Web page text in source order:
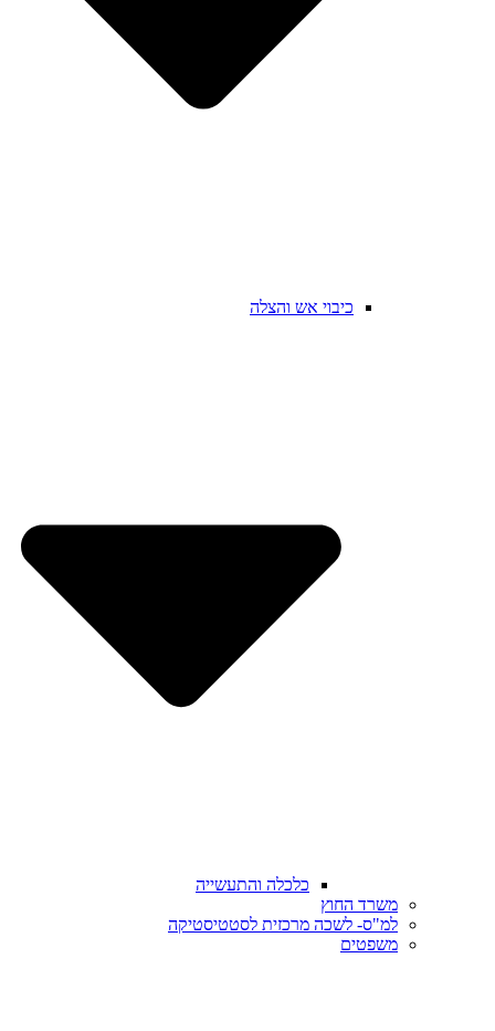
כיבוי אש והצלה
כלכלה והתעשייה
משרד החוץ
למ"ס- לשכה מרכזית לסטטיסטיקה
משפטים